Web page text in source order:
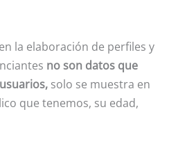
la elaboración de perfiles y
no son datos que
solo se muestra en
que tenemos, su edad,